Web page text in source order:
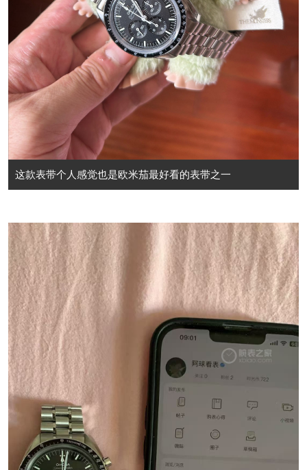
这款表带个人感觉也是欧米茄最好看的表带之一